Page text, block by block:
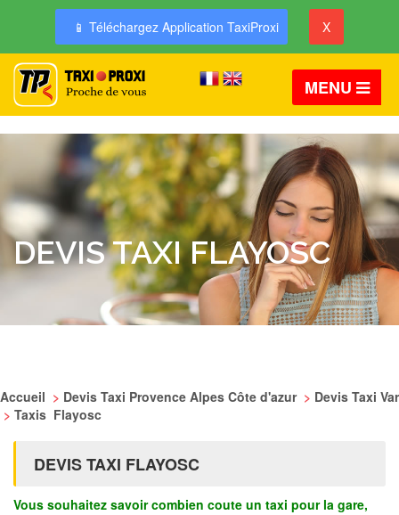
📱 Téléchargez Application TaxiProxi X
MENU
DEVIS TAXI FLAYOSC
Accueil > Devis Taxi Provence Alpes Côte d'azur > Devis Taxi Var
> Taxis Flayosc
DEVIS TAXI FLAYOSC
Vous souhaitez savoir combien coute un taxi pour la gare,